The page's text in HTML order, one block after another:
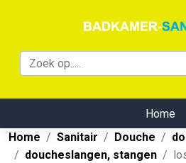
Home
Home
Sanitair Douche
doucheslangen, stangen